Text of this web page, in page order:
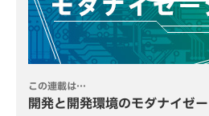
この連載は…
開発と開発環境のモダナイゼ